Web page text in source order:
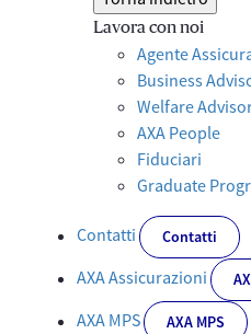
Lavora con noi
Agente
Business
Welfare
AXA People
Fiduciari
Graduate
Contatti Contatti
AXA Assicurazioni
AXA MPS AXA MPS